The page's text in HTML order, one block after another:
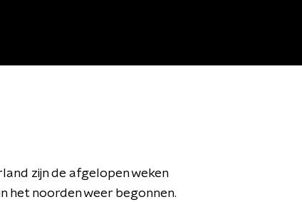
zijn de afgelopen weken
het noorden weer begonnen.